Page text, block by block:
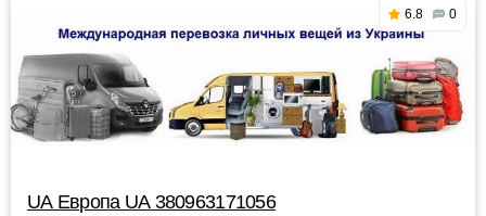
6.8 0
UА Европа UА 380963171056